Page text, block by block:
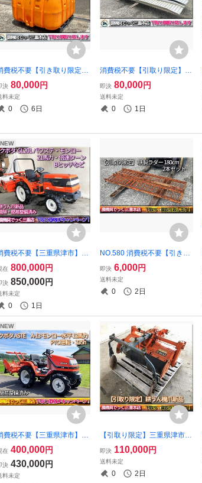
費税不要【引き取り限定】
三重県津市 スイコー スーパ
ー ローリータンク SLT-2000
2000L 水タンク
決 80,000円
料未定
0 6日
消費税不要【引取り限定】三
重県津市 詳細不明 アルミブ
リッジ 全長 360cm 有効幅 3
5cm 爪タイプ 長さ 3600mm
3.6ｍ ラダー 歩み板 足場
即決 80,000円
送料未定
0 1日
NEW
費税不要【三重県津市】簡
易整備済み クボタ トラクタ
GL201 パワステ モンロー
馬力 PTO逆転 倍速ターン
うん爪新品
在 800,000円
決 850,000円
料未定
0 1日
NO.580 消費税不要【引き取
り限定】三重県津市 鉄製 ラ
ダー 長さ 180cm 2本セット
有効幅24cm スチール 1.8ｍ
1800ｍｍ ブリッジ 足場
即決 6,000円
送料未定
0 2日
NEW
費税不要【三重県津市】簡
易整備済み クボタ トラクタ
ー ASTE A-13 モンロー水平
逆転 13馬力
在 400,000円
決 430,000円
料未定
【引取り限定】三重県津市
クボタ ロータリー S900 爪新
品 トラクター B5000 より取
り外し
即決 110,000円
送料未定
0 2日